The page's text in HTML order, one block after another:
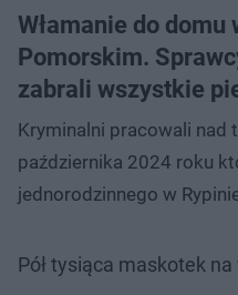
Włamanie do domu
Pomorskim.
zabrali wszystkie
Kryminalni pracowali nad
października 2024 roku
jednorodzinnego w
Pół tysiąca maskotek